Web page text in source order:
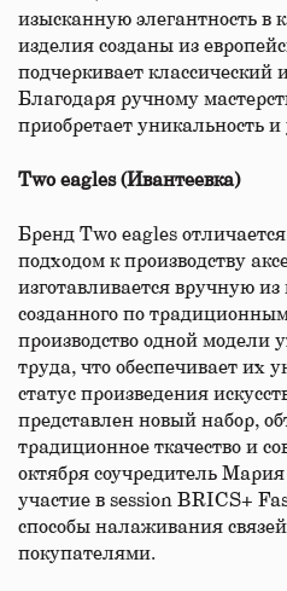
изысканную элегантность в
изделия созданы из
подчеркивает классический
Благодаря ручному
приобретает уникальность и
Two eagles (Ивантеевка)
Бренд Two eagles
подходом к производству
изготавливается вручную
созданного по
производство одной модели
труда, что обеспечивает их
статус произведения
представлен новый набор,
традиционное ткачество и
октября соучредитель
участие в session BRICS+
способы налаживания
покупателями.